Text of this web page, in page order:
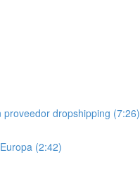
dropshipping (7:26)
(2:42)